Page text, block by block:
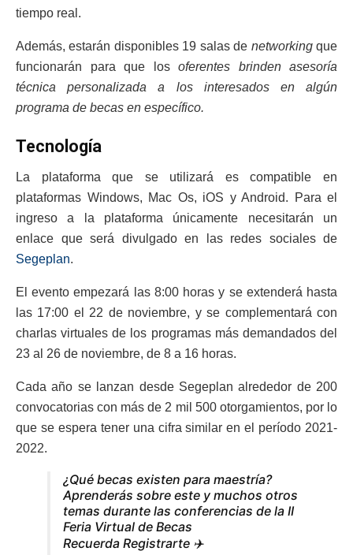
tiempo real.
Además, estarán disponibles 19 salas de networkingque
funcionarán para que los oferentes brinden asesoría
técnica personalizada a los interesados en algún
programa de becas en específico.
Tecnología
La plataforma que se utilizará es compatible en
plataformas Windows, Mac Os, iOS y Android. Para el
ingreso a la plataforma únicamente necesitarán un
enlace que será divulgado en las redes sociales de
Segeplan.
El evento empezará las 8:00 horas y se extenderá hasta
las 17:00 el 22 de noviembre, y se complementará con
charlas virtuales de los programas más demandados del
23 al 26 de noviembre, de 8 a 16 horas.
Cada año se lanzan desde Segeplan alrededor de 200
convocatorias con más de 2 mil 500 otorgamientos, por lo
que se espera tener una cifra similar en el período 2021-
2022.
¿Qué becas existen para maestría?
Aprenderás sobre este y muchos otros
temas durante las conferencias de la II
Feria Virtual de Becas
Recuerda Registrarte ✈️